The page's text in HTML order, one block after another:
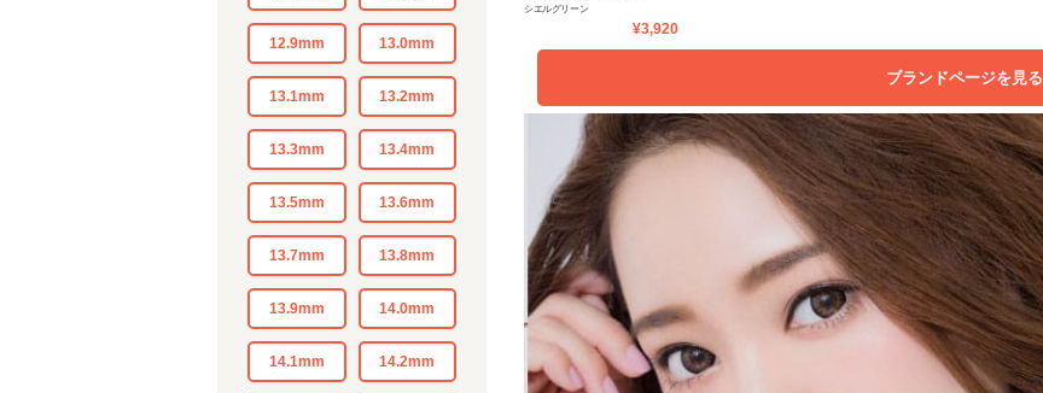
12.9mm 13.0mm
13.1mm 13.2mm
13.3mm 13.4mm
13.5mm 13.6mm
13.7mm 13.8mm
13.9mm 14.0mm
14.1mm 14.2mm
シエルグリーン
¥3,920
ブランドページを見る